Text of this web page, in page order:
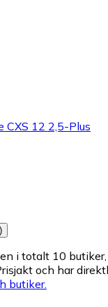
CXS 12 2,5-Plus
i totalt 10
och har
butiker.